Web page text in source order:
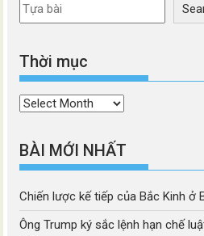
Thời mục
Thời
BÀI MỚI NHẤT
Chiến lược kế tiếp của Bắc Kinh ở
Ông Trump ký sắc lệnh hạn chế